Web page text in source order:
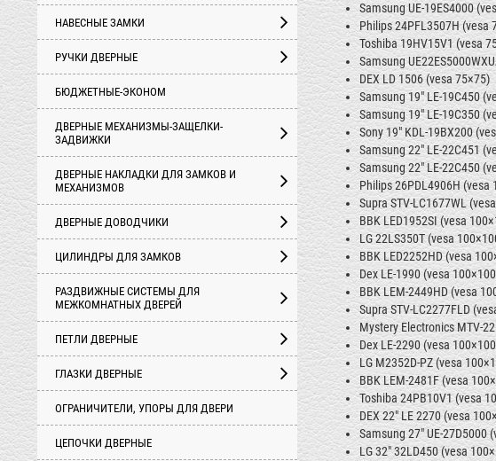
НАВЕСНЫЕ ЗАМКИ
РУЧКИ ДВЕРНЫЕ
БЮДЖЕТНЫЕ-ЭКОНОМ
ДВЕРНЫЕ МЕХАНИЗМЫ-ЗАЩЕЛКИ-
ЗАДВИЖКИ
ДВЕРНЫЕ НАКЛАДКИ ДЛЯ ЗАМКОВ И
МЕХАНИЗМОВ
ДВЕРНЫЕ ДОВОДЧИКИ
ЦИЛИНДРЫ ДЛЯ ЗАМКОВ
РАЗДВИЖНЫЕ СИСТЕМЫ ДЛЯ
МЕЖКОМНАТНЫХ ДВЕРЕЙ
ПЕТЛИ ДВЕРНЫЕ
ГЛАЗКИ ДВЕРНЫЕ
ОГРАНИЧИТЕЛИ, УПОРЫ ДЛЯ ДВЕРИ
ЦЕПОЧКИ ДВЕРНЫЕ
Samsung UE-19ES4000
Philips 24PFL3507H (vesa
Toshiba 19HV15V1 (vesa
Samsung
DEX LD 1506 (vesa75×75)
Samsung 19" LE-19C450
Samsung 19" LE-19C350
Sony 19" KDL-19BX200
Samsung 22" LE-22C451
Samsung 22" LE-22C450
Philips 26PDL4906H (vesa
SupraSTV-LC1677WL
BBK LED1952SI (vesa
LG 22LS350T (vesa
BBK LED2252HD (vesa
Dex LE-1990 (vesa
BBK LEM-2449HD (vesa
SupraSTV-LC2277FLD
Mystery Electronics MTV-
Dex LE-2290 (vesa
LGM2352D-PZ(vesa
BBK LEM-2481F (vesa
Toshiba 24PB10V1 (vesa
DEX 22" LE2270 (vesa
Samsung 27" UE-27D5000
LG 32" 32LD450 (vesa